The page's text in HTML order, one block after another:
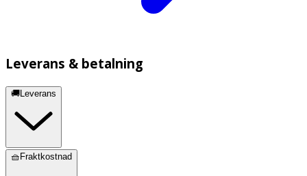
Leverans & betalning
🚚Leverans
🧺Fraktkostnad